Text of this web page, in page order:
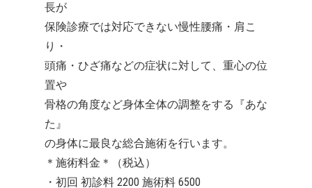
長が
保険診療では対応できない慢性腰痛・肩こ
り・
頭痛・ひざ痛などの症状に対して、重心の位
置や
骨格の角度など身体全体の調整をする『あな
た』
の身体に最良な総合施術を行います。
＊施術料金＊（税込）
・初回 初診料 2200 施術料 6500